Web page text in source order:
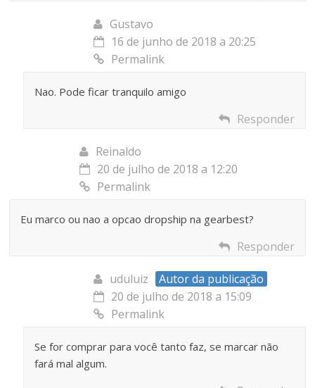
Gustavo
16 de junho de 2018 a 20:25
Permalink
Nao. Pode ficar tranquilo amigo
Responder
Reinaldo
20 de julho de 2018 a 12:20
Permalink
Eu marco ou nao a opcao dropship na gearbest?
Responder
uduluiz
Autor da publicação
20 de julho de 2018 a 15:09
Permalink
Se for comprar para você tanto faz, se marcar não
fará mal algum.